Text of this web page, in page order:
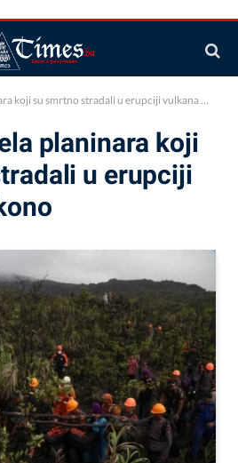
su smrtno stradali u erupciji vulkana Dukono
planinara koji
u erupciji